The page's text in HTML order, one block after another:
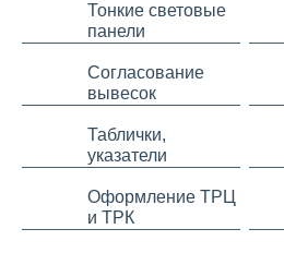
Тонкие световые
панели
Согласование
вывесок
Таблички,
указатели
Оформление ТРЦ
и ТРК